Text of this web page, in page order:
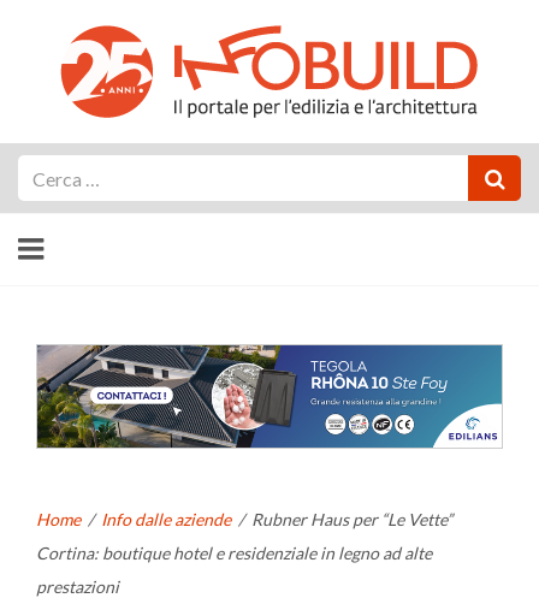
Home / Info dalle aziende / Rubner Haus per “Le Vette”
Cortina: boutique hotel e residenziale in legno ad alte
prestazioni